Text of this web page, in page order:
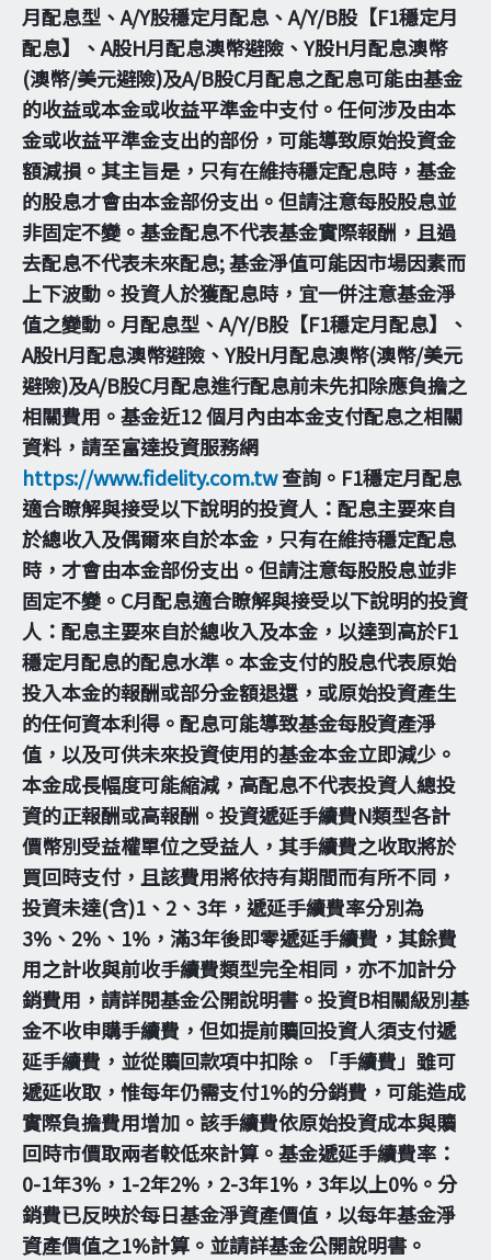
月配息型、A/Y股穩定月配息、A/Y/B股【F1穩定月
配息】、A股H月配息澳幣避險、Y股H月配息澳幣
(澳幣/美元避險)及A/B股C月配息之配息可能由基金
的收益或本金或收益平準金中支付。任何涉及由本
金或收益平準金支出的部份，可能導致原始投資金
額減損。其主旨是，只有在維持穩定配息時，基金
的股息才會由本金部份支出。但請注意每股股息並
非固定不變。基金配息不代表基金實際報酬，且過
去配息不代表未來配息; 基金淨值可能因市場因素而
上下波動。投資人於獲配息時，宜一併注意基金淨
值之變動。月配息型、A/Y/B股【F1穩定月配息】、
A股H月配息澳幣避險、Y股H月配息澳幣(澳幣/美元
避險)及A/B股C月配息進行配息前未先扣除應負擔之
相關費用。基金近12 個月內由本金支付配息之相關
資料，請至富達投資服務網
https://www.fidelity.com.tw查詢。F1穩定月配息
適合瞭解與接受以下說明的投資人：配息主要來自
於總收入及偶爾來自於本金，只有在維持穩定配息
時，才會由本金部份支出。但請注意每股股息並非
固定不變。C月配息適合瞭解與接受以下說明的投資
人：配息主要來自於總收入及本金，以達到高於F1
穩定月配息的配息水準。本金支付的股息代表原始
投入本金的報酬或部分金額退還，或原始投資產生
的任何資本利得。配息可能導致基金每股資產淨
值，以及可供未來投資使用的基金本金立即減少。
本金成長幅度可能縮減，高配息不代表投資人總投
資的正報酬或高報酬。投資遞延手續費N類型各計
價幣別受益權單位之受益人，其手續費之收取將於
買回時支付，且該費用將依持有期間而有所不同，
投資未達(含)1、2、3年，遞延手續費率分別為
3%、2%、1%，滿3年後即零遞延手續費，其餘費
用之計收與前收手續費類型完全相同，亦不加計分
銷費用，請詳閱基金公開說明書。投資B相關級別基
金不收申購手續費，但如提前贖回投資人須支付遞
延手續費，並從贖回款項中扣除。「手續費」雖可
遞延收取，惟每年仍需支付1%的分銷費，可能造成
實際負擔費用增加。該手續費依原始投資成本與贖
回時市價取兩者較低來計算。基金遞延手續費率：
0-1年3%，1-2年2%，2-3年1%，3年以上0%。分
銷費已反映於每日基金淨資產價值，以每年基金淨
資產價值之1%計算。並請詳基金公開說明書。